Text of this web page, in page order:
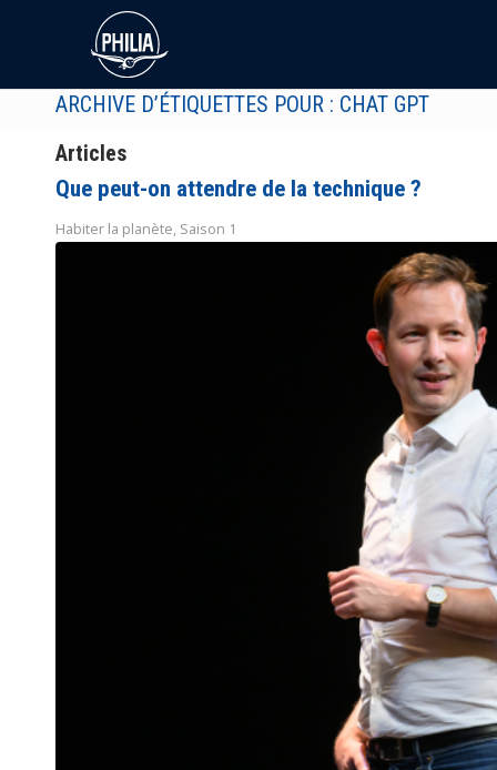
ARCHIVE D’ÉTIQUETTES POUR : CHAT GPT
Articles
Que peut-on attendre de la technique ?
Habiter la planète, Saison 1